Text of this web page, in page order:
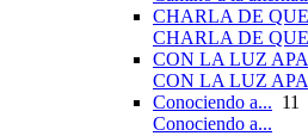
CHARLA DE
CHARLA DE
CON LA LUZ
CON LA LUZ
Conociendo a... 11
Conociendo a...